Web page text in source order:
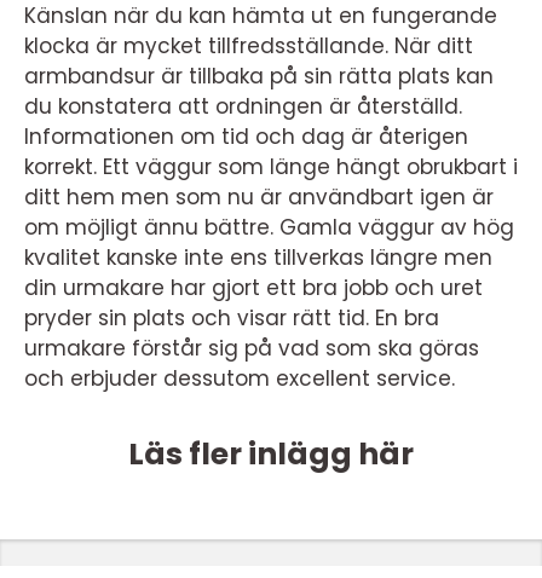
Känslan när du kan hämta ut en fungerande
klocka är mycket tillfredsställande. När ditt
armbandsur är tillbaka på sin rätta plats kan
du konstatera att ordningen är återställd.
Informationen om tid och dag är återigen
korrekt. Ett väggur som länge hängt obrukbart i
ditt hem men som nu är användbart igen är
om möjligt ännu bättre. Gamla väggur av hög
kvalitet kanske inte ens tillverkas längre men
din urmakare har gjort ett bra jobb och uret
pryder sin plats och visar rätt tid. En bra
urmakare förstår sig på vad som ska göras
och erbjuder dessutom excellent service.
Läs fler inlägg här